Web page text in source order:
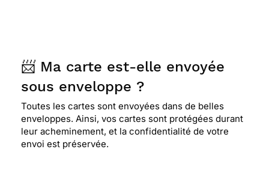
📨 Ma carte est-elle envoyée
sous enveloppe ?
Toutes les cartes sont envoyées dans de belles
enveloppes. Ainsi, vos cartes sont protégées durant
leur acheminement, et la confidentialité de votre
envoi est préservée.